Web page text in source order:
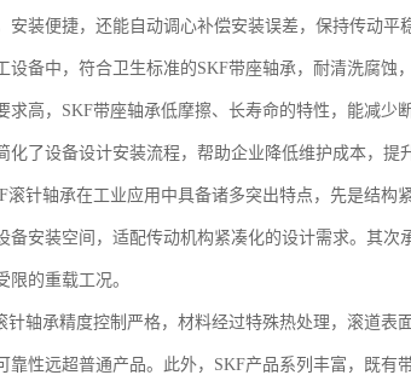
安装便捷，还能自动调心补偿安装误差，保持传动平
设备中，符合卫生标准的SKF带座轴承，耐清洗腐
求高，SKF带座轴承低摩擦、长寿命的特性，能减
化了设备设计安装流程，帮助企业降低维护成本，提
滚针轴承在工业应用中具备诸多突出特点，先是结
备安装空间，适配传动机构紧凑化的设计需求。其
限的重载工况。
针轴承精度控制严格，材料经过特殊热处理，滚道
靠性远超普通产品。此外，SKF产品系列丰富，既有